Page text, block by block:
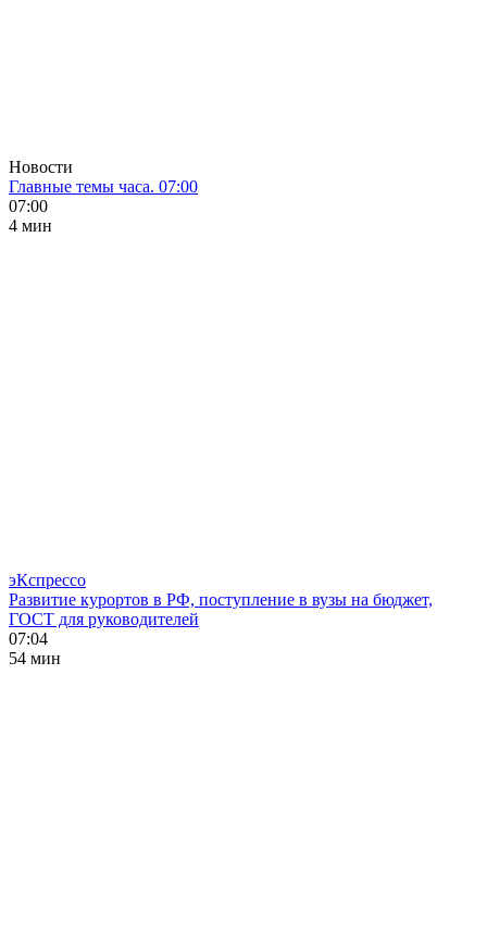
Новости
Главные темы часа. 07:00
07:00
4 мин
эКспрессо
Развитие курортов в РФ, поступление в вузы на бюджет,
ГОСТ для руководителей
07:04
54 мин